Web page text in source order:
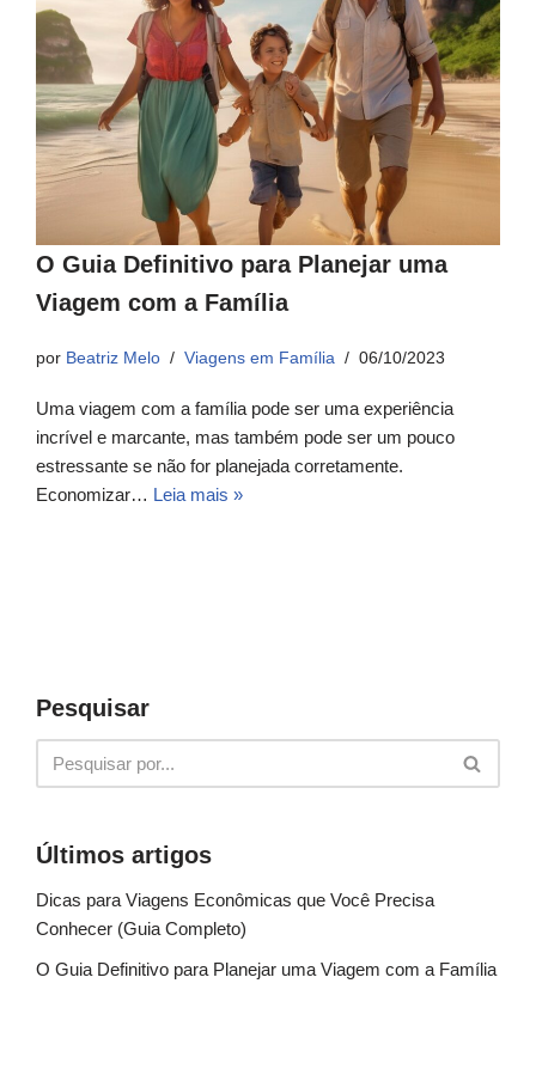
O Guia Definitivo para Planejar uma
Viagem com a Família
por Beatriz Melo Viagens em Família 06/10/2023
Uma viagem com a família pode ser uma experiência
incrível e marcante, mas também pode ser um pouco
estressante se não for planejada corretamente.
Economizar… Leia mais »
Pesquisar
Últimos artigos
Dicas para Viagens Econômicas que Você Precisa
Conhecer (Guia Completo)
O Guia Definitivo para Planejar uma Viagem com a Família